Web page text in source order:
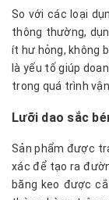
So với các loại
thông thường,
ít hư hỏng, không
là yếu tố giúp
trong quá trình
Lưỡi dao sắc
Sản phẩm được
xác để tạo ra
băng keo được